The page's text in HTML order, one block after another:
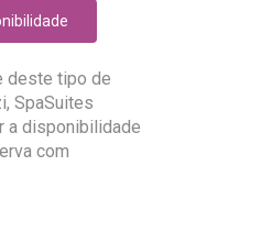
deste tipo de
SpaSuites
a disponibilidade
com